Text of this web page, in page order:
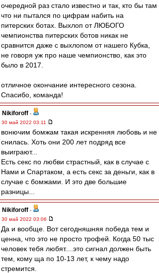
очередной раз стало известно и так, кто бы там
что ни пытался по цифрам набить на
питерских ботах. Выхлоп от ЛЮБОГО
чемпионства питерских ботов никак не
сравнится даже с выхлопом от нашего Кубка,
не говоря уж про наше чемпионство, как это
было в 2017.
отличное окончание интересного сезона.
Спасибо, команда!
Nikiforoff -
30 май 2022 03:11
вонючим бомжам такая искренняя любовь и не
снилась. Хоть они 200 лет подряд все
выиграют...
Есть секс по любви страстный, как в случае с
Нами и Спартаком, а есть секс за деньги, как в
случае с бомжами. И это две большие
разницы...
Nikiforoff -
30 май 2022 03:06
Да и вообще. Вот сегодняшняя победа тем и
ценна, что это не просто трофей. Когда 50 тыс
человек тебя любят....это сигнал должен быть
тем, кому ща по 10-13 лет, к чему надо
стремится.